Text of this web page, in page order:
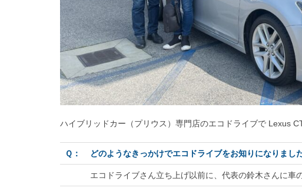
ハイブリッドカー（プリウス）専門店のエコドライブで Lexus
Ｑ： どのようなきっかけでエコドライブをお知りになりまし
エコドライブさん立ち上げ以前に、代表の鈴木さんに車